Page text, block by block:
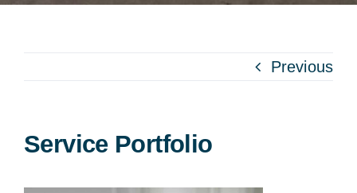
Previous
Service Portfolio